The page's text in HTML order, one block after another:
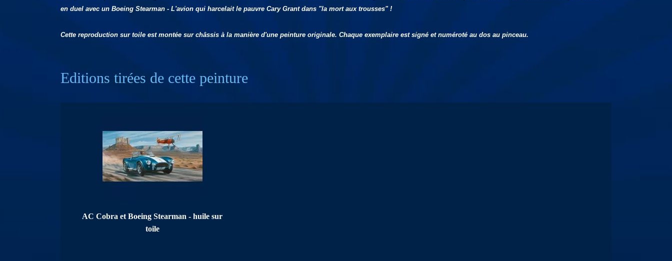
en duel avec un Boeing Stearman - L'avion qui harcelait le pauvre Cary Grant dans"la mort aux trousses"!
Cette reproduction sur toile est montée sur châssis à la manière d'une peinture originale. Chaque exemplaire est signé et numéroté au dos au pinceau.
Editions tirées de cette peinture
AC Cobra et Boeing Stearman - huile sur
toile